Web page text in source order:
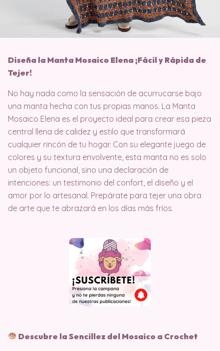
Diseña la Manta Mosaico Elena ¡Fácil y Rápida de
Tejer!
No hay nada como la sensación de acurrucarse bajo
una manta hecha con tus propias manos. La Manta
Mosaico Elena es el proyecto ideal para crear esa pieza
central llena de calidez y estilo que transformará
cualquier rincón de tu hogar. Con su elegante juego de
colores y su textura envolvente, esta manta no es solo
un objeto funcional, sino una declaración de
intenciones: un testimonio del confort, el diseño y el
amor por lo artesanal. Prepárate para tejer una obra
de arte que te abrazará en los días más fríos.
Descubre la Sencillez del Mosaico a Crochet